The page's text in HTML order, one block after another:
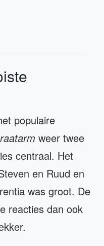
populaire
weer twee
centraal. Het
en Ruud en
was groot. De
reacties dan ook